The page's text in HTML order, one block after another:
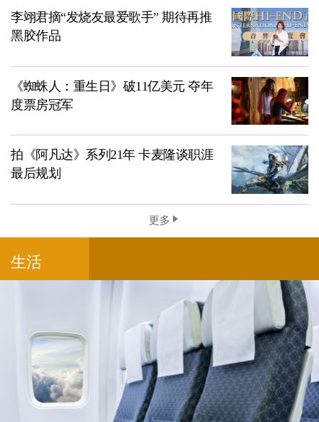
李翊君摘“发烧友最爱歌手” 期待再推
黑胶作品
《蜘蛛人：重生日》破11亿美元 夺年
度票房冠军
拍《阿凡达》系列21年 卡麦隆谈职涯
最后规划
更多
生活